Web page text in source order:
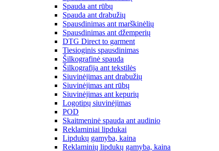
Spauda ant rūbų
Spauda ant drabužių
Spausdinimas ant marškinėlių
Spausdinimas ant džemperių
DTG Direct to garment
Tiesioginis spausdinimas
Šilkografinė spauda
Šilkografija ant tekstilės
Siuvinėjimas ant drabužių
Siuvinėjimas ant rūbų
Siuvinėjimas ant kepurių
Logotipų siuvinėjimas
POD
Skaitmeninė spauda ant audinio
Reklaminiai lipdukai
Lipdukų gamyba, kaina
Reklaminių lipdukų gamyba, kaina